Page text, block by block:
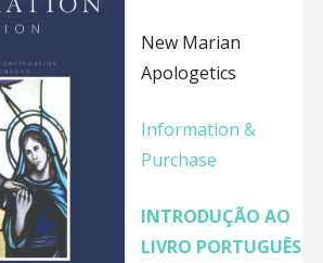
New Marian
Apologetics
Information &
Purchase
INTRODUÇÃO AO
LIVRO PORTUGUÊS